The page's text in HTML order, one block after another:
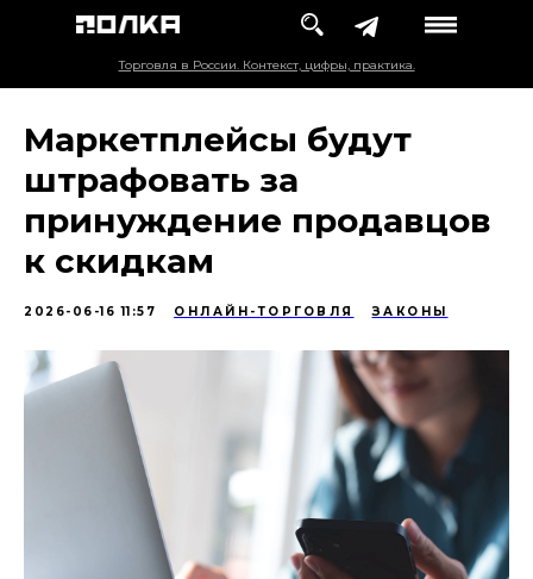
Торговля в России. Контекст, цифры, практика.
Маркетплейсы будут
штрафовать за
принуждение продавцов
к скидкам
2026-06-16 11:57 ОНЛАЙН-ТОРГОВЛЯ ЗАКОНЫ